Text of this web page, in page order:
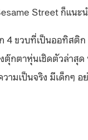
Street ก็แนะ
4 ขวบที่เป็นออทิสติ
ตุ๊กตาหุ่นเชิดตัวล่าสุ
มเป็นจริง มีเด็กๆ